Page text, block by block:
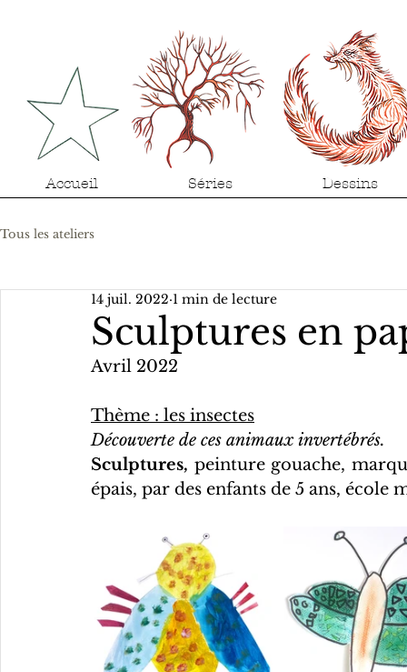
Tous les ateliers
Sculptures en
14 juil. 2022 1 min de lecture
Avril 2022
Thème : les insectes
Découverte de ces animaux invertébrés.
Sculptures, peinture gouache,
épais, par des enfants de 5 ans, école
Accueil Séries Dessins